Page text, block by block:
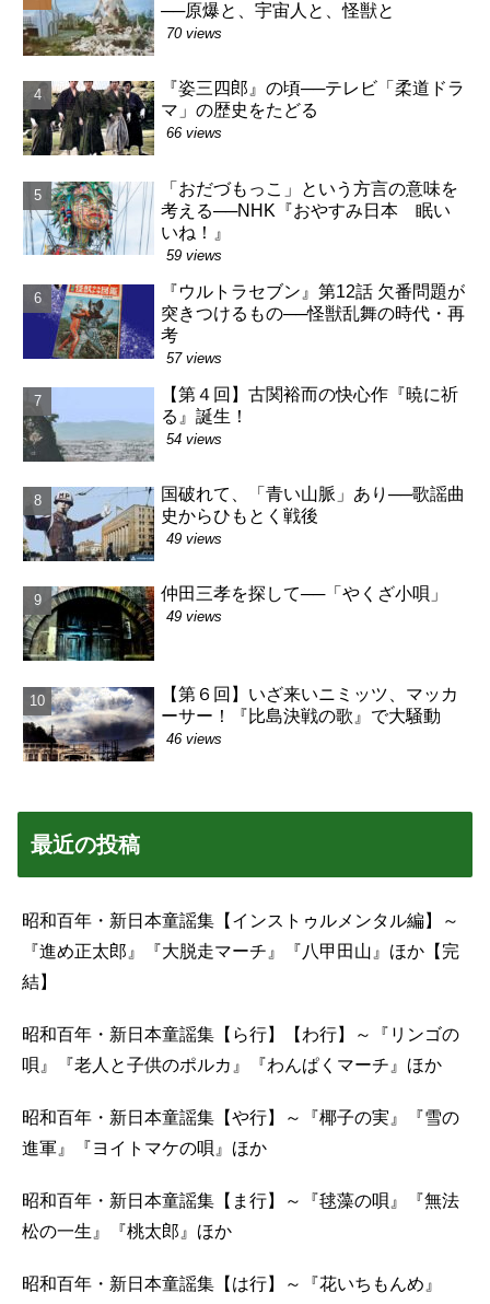
──原爆と、宇宙人と、怪獣と
70 views
『姿三四郎』の頃──テレビ「柔道ドラ
マ」の歴史をたどる
66 views
「おだづもっこ」という方言の意味を
考える──NHK『おやすみ日本 眠い
いね！』
59 views
『ウルトラセブン』第12話 欠番問題が
突きつけるもの──怪獣乱舞の時代・再
考
57 views
【第４回】古関裕而の快心作『暁に祈
る』誕生！
54 views
国破れて、「青い山脈」あり──歌謡曲
史からひもとく戦後
49 views
仲田三孝を探して──「やくざ小唄」
49 views
【第６回】いざ来いニミッツ、マッカ
ーサー！『比島決戦の歌』で大騒動
46 views
最近の投稿
昭和百年・新日本童謡集【インストゥルメンタル編】～
『進め正太郎』『大脱走マーチ』『八甲田山』ほか【完
結】
昭和百年・新日本童謡集【ら行】【わ行】～『リンゴの
唄』『老人と子供のポルカ』『わんぱくマーチ』ほか
昭和百年・新日本童謡集【や行】～『椰子の実』『雪の
進軍』『ヨイトマケの唄』ほか
昭和百年・新日本童謡集【ま行】～『毬藻の唄』『無法
松の一生』『桃太郎』ほか
昭和百年・新日本童謡集【は行】～『花いちもんめ』